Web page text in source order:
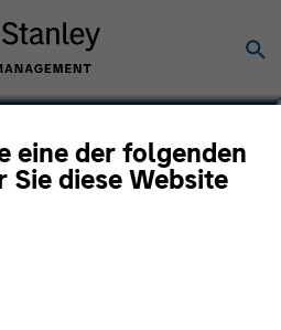
eine der folgenden
Sie diese Website